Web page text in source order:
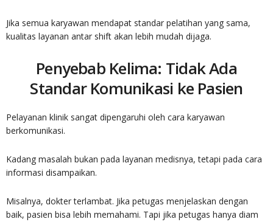
Jika semua karyawan mendapat standar pelatihan yang sama,
kualitas layanan antar shift akan lebih mudah dijaga.
Penyebab Kelima: Tidak Ada
Standar Komunikasi ke Pasien
Pelayanan klinik sangat dipengaruhi oleh cara karyawan
berkomunikasi.
Kadang masalah bukan pada layanan medisnya, tetapi pada cara
informasi disampaikan.
Misalnya, dokter terlambat. Jika petugas menjelaskan dengan
baik, pasien bisa lebih memahami. Tapi jika petugas hanya diam